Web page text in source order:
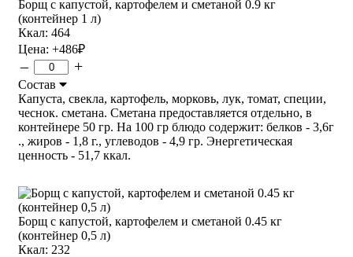
Борщ с капустой, картофелем и сметаной 0.9 кг
(контейнер 1 л)
Ккал: 464
Цена: +486₽
– +
Состав
Капуста, свекла, картофель, морковь, лук, томат, специи,
чеснок. сметана. Сметана предоставляется отдельно, в
контейнере 50 гр. На 100 гр блюдо содержит: белков - 3,6г
., жиров - 1,8 г., углеводов - 4,9 гр. Энергетическая
ценность - 51,7 ккал.
Борщ с капустой, картофелем и сметаной 0.45 кг
(контейнер 0,5 л)
Ккал: 232